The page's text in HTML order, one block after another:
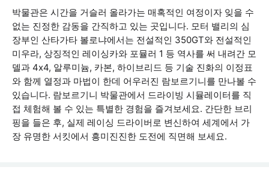
박물관은 시간을 거슬러 올라가는 매혹적인 여정이자 잊을 수
없는 진정한 감동을 간직하고 있는 곳입니다. 모터 밸리의 심
장부인 산타가타 볼로냐에서는 전설적인 350GT와 전설적인
미우라, 상징적인 레이싱카와 포뮬러 1 등 역사를 써 내려간 모
델과 4x4, 알루미늄, 카본, 하이브리드 등 기술 진화의 이정표
와 함께 열정과 마법이 한데 어우러진 람보르기니를 만나볼 수
있습니다. 람보르기니 박물관에서 드라이빙 시뮬레이터를 직
접 체험해 볼 수 있는 특별한 경험을 즐겨보세요. 간단한 브리
핑을 들은 후, 실제 레이싱 드라이버로 변신하여 세계에서 가
장 유명한 서킷에서 흥미진진한 도전에 직면해 보세요.